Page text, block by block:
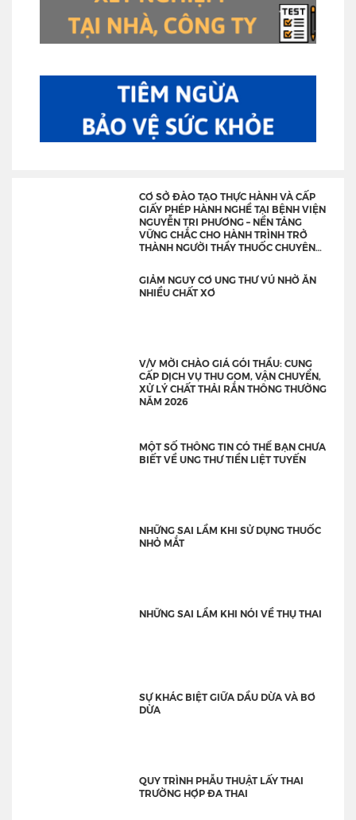
CƠ SỞ ĐÀO TẠO THỰC HÀNH VÀ CẤP
GIẤY PHÉP HÀNH NGHỀ TẠI BỆNH VIỆN
NGUYỄN TRI PHƯƠNG – NỀN TẢNG
VỮNG CHẮC CHO HÀNH TRÌNH TRỞ
THÀNH NGƯỜI THẦY THUỐC CHUYÊN
GIẢM NGUY CƠ UNG THƯ VÚ NHỜ ĂN
NHIỀU CHẤT XƠ
V/V MỜI CHÀO GIÁ GÓI THẦU: CUNG
CẤP DỊCH VỤ THU GOM, VẬN CHUYỂN,
XỬ LÝ CHẤT THẢI RẮN THÔNG THƯỜNG
NĂM 2026
MỘT SỐ THÔNG TIN CÓ THỂ BẠN CHƯA
BIẾT VỀ UNG THƯ TIỀN LIỆT TUYẾN
NHỮNG SAI LẦM KHI SỬ DỤNG THUỐC
NHỎ MẮT
NHỮNG SAI LẦM KHI NÓI VỀ THỤ THAI
SỰ KHÁC BIỆT GIỮA DẦU DỪA VÀ BƠ
DỪA
QUY TRÌNH PHẪU THUẬT LẤY THAI
TRƯỜNG HỢP ĐA THAI